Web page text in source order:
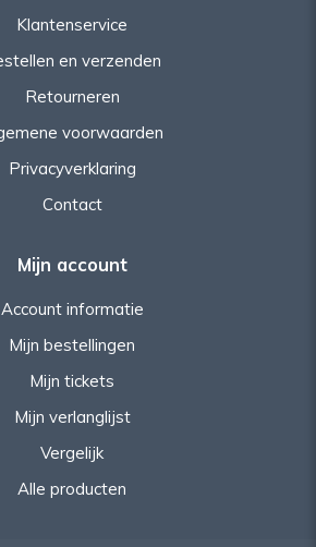
Klantenservice
en verzenden
Retourneren
voorwaarden
Privacyverklaring
Contact
Mijn account
Account informatie
Mijn bestellingen
Mijn tickets
Mijn verlanglijst
Vergelijk
Alle producten